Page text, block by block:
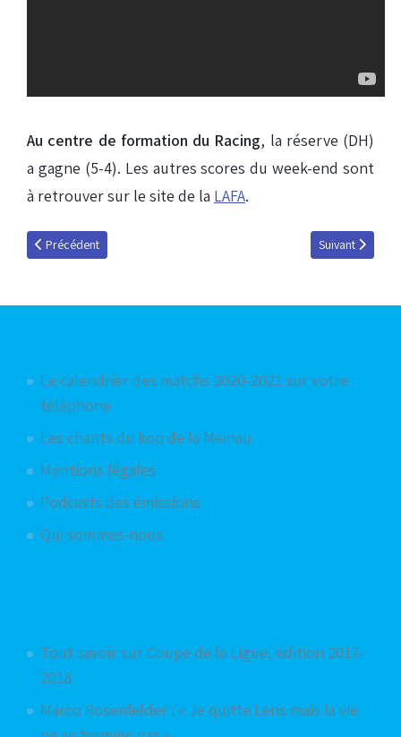
Au centre de formation du Racing, la réserve (DH)
a gagne (5-4). Les autres scores du week-end sont
à retrouver sur le site de la LAFA.
Article précédent : Schneiderlin : Vol CDM2014 pour Rio
Précédent Article suivant :
Suivant
Le calendrier des matchs 2020-2021 sur votre
téléphone
Les chants du kop de la Meinau
Mentions légales
Podcasts des émissions
Qui sommes-nous
Tout savoir sur Coupe de la Ligue, édition 2017-
2018
Marco Rosenfelder : « Je quitte Lens mais la vie